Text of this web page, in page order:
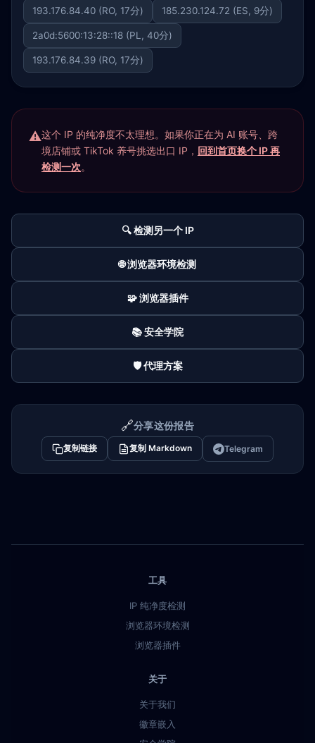
193.176.84.40 (RO, 17分) 185.230.124.72 (ES, 9分)
2a0d:5600:13:28::18 (PL, 40分)
193.176.84.39 (RO, 17分)
这个 IP 的纯净度不太理想。如果你正在为 AI 账号、跨
境店铺或 TikTok 养号挑选出口 IP， 回到首页换个 IP 再
检测一次。
🔍 检测另一个 IP
🌐 浏览器环境检测
🧩 浏览器插件
📚 安全学院
🛡️ 代理方案
🔗分享这份报告
复制链接 复制 Markdown Telegram
工具
IP 纯净度检测
浏览器环境检测
浏览器插件
关于
关于我们
徽章嵌入